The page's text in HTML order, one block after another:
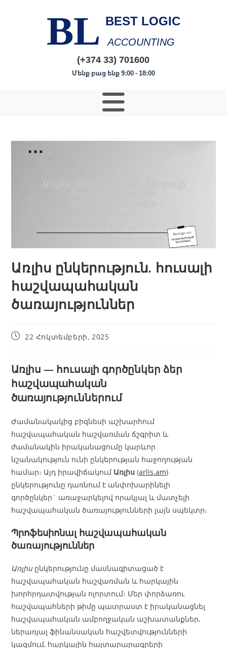
BL BEST LOGIC
ACCOUNTING
(+374 33) 701600
Մենք բաց ենք 9:00 - 18:00
Առլիս ընկերություն. հուսալի
հաշվապահական
ծառայություններ
22 Հոկտեմբերի, 2025
Առլիս — հուսալի գործընկեր ձեր
հաշվապահական
ծառայություններում
Ժամանակակից բիզնեսի աշխարհում
հաշվապահական հաշվառման ճշգրիտ և
ժամանակին իրականացումը կարևոր
նշանակություն ունի ընկերության հաջողության
համար։ Այդ իրավիճակում Առլիս (arlis.am)
ընկերությունը դառնում է անփոխարինելի
գործընկեր` առաջարկելով որակյալ և մատչելի
հաշվապահական ծառայությունների լայն սպեկտր։
Պրոֆեսիոնալ հաշվապահական
ծառայություններ
Առլիսընկերությունը մասնագիտացած է
հաշվապահական հաշվառման և հարկային
խորհրդատվության ոլորտում։ Մեր փորձառու
հաշվապահների թիմը պատրաստ է իրականացնել
հաշվապահական ամբողջական աշխատանքներ,
ներառյալ ֆինանսական հաշվետվությունների
կազմում, հարկային հայտարարագրերի